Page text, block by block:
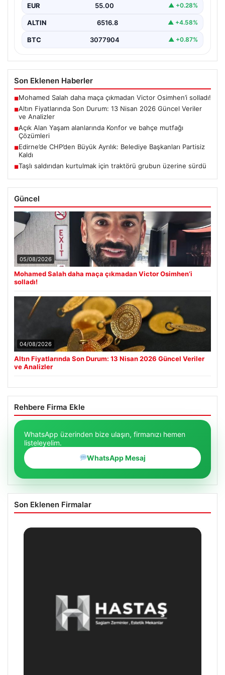
EUR 55.00 ▲ +0.28%
ALTIN 6516.8 ▲ +4.58%
BTC 3077904 ▲ +0.87%
Son Eklenen Haberler
■Mohamed Salah daha maça çıkmadan Victor Osimhen’i solladı!
■Altın Fiyatlarında Son Durum: 13 Nisan 2026 Güncel Veriler
ve Analizler
■Açık Alan Yaşam alanlarında Konfor ve bahçe mutfağı
Çözümleri
■Edirne’de CHP’den Büyük Ayrılık: Belediye Başkanları Partisiz
Kaldı
■Taşlı saldırıdan kurtulmak için traktörü grubun üzerine sürdü
Güncel
05/08/2026
Mohamed Salah daha maça çıkmadan Victor Osimhen’i
solladı!
04/08/2026
Altın Fiyatlarında Son Durum: 13 Nisan 2026 Güncel Veriler
ve Analizler
Rehbere Firma Ekle
WhatsApp üzerinden bize ulaşın, firmanızı hemen
listeleyelim.
WhatsApp Mesaj
Son Eklenen Firmalar